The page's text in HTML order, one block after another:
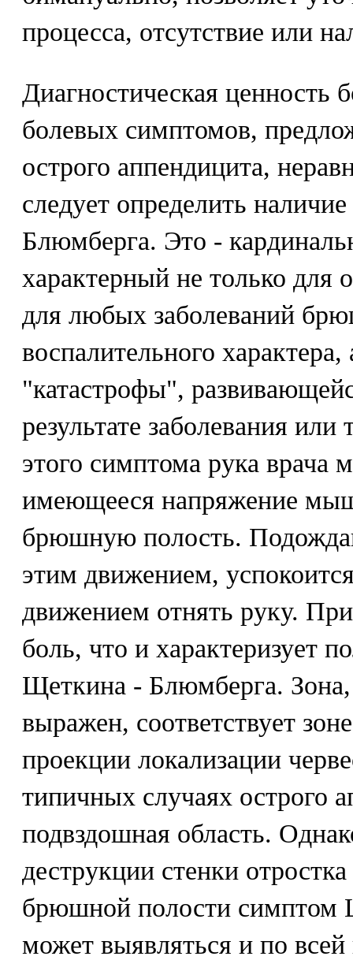
процесса, отсутствие или
Диагностическая ценность
болевых симптомов,
острого аппендицита,
следует определить
Блюмберга. Это -
характерный не только для
для любых заболеваний
воспалительного
"катастрофы",
результате заболевания
этого симптома рука врача
имеющееся напряжение
брюшную полость.
этим движением,
движением отнять руку.
боль, что и характеризует
Щеткина - Блюмберга. Зона,
выражен, соответствует
проекции локализации
типичных случаях острого
подвздошная область.
деструкции стенки
брюшной полости симптом
может выявляться и по